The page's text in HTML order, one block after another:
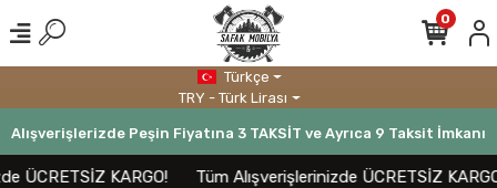
Alışverişlerizde Peşin Fiyatına 3 TAKSİT ve Ayrıca 9 Taksit İmkanı
ÜCRETSİZ KARGO! Tüm Alışverişlerinizde ÜCRETSİZ KARGO!
0
Türkçe
TRY - Türk Lirası